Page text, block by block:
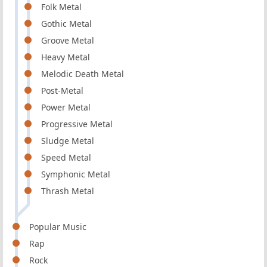
Folk Metal
Gothic Metal
Groove Metal
Heavy Metal
Melodic Death Metal
Post-Metal
Power Metal
Progressive Metal
Sludge Metal
Speed Metal
Symphonic Metal
Thrash Metal
Popular Music
Rap
Rock